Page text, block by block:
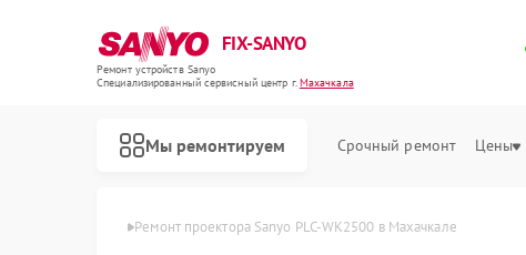
FIX-SANYO
Ремонт устройств Sanyo
Специализированный cервисный центр г.Махачкала
Мы ремонтируем Срочный ремонт Цены
Sanyo в Махачкале Ремонт проектора Sanyo PLC-WK2500 в Махачкале